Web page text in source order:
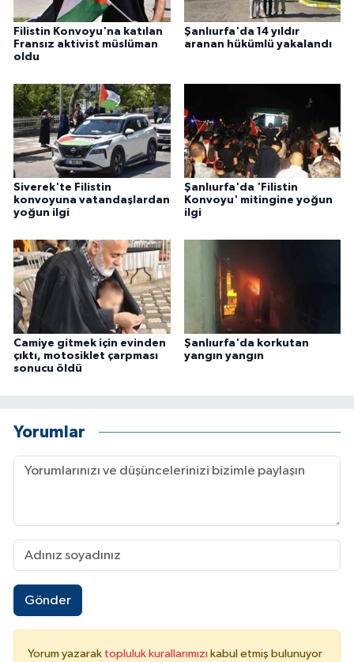
Filistin Konvoyu'na katılan
Fransız aktivist müslüman
oldu
Şanlıurfa'da 14 yıldır
aranan hükümlü yakalandı
Siverek'te Filistin
konvoyuna vatandaşlardan
yoğun ilgi
Şanlıurfa'da 'Filistin
Konvoyu' mitingine yoğun
ilgi
Camiye gitmek için evinden
çıktı, motosiklet çarpması
sonucu öldü
Şanlıurfa'da korkutan
yangın yangın
Yorumlar
Gönder
Yorum yazarak topluluk kurallarımızı kabul etmiş bulunuyor
YAŞAM
YEREL
Yerel Haberler